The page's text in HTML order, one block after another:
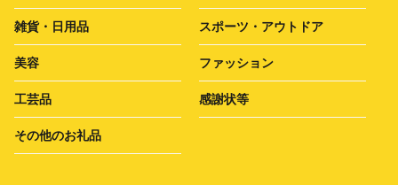
雑貨・日用品 スポーツ・アウトドア
美容 ファッション
工芸品 感謝状等
その他のお礼品